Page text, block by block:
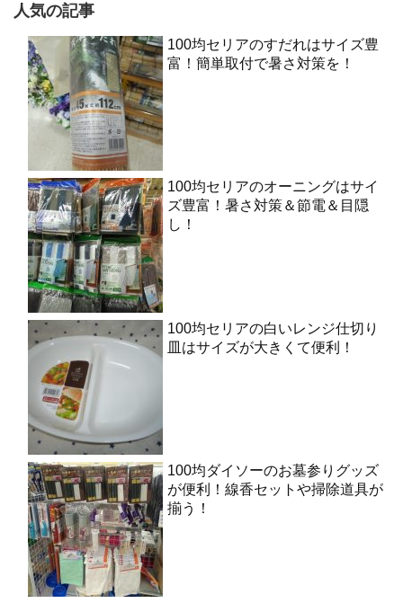
人気の記事
100均セリアのすだれはサイズ豊
富！簡単取付で暑さ対策を！
100均セリアのオーニングはサイ
ズ豊富！暑さ対策＆節電＆目隠
し！
100均セリアの白いレンジ仕切り
皿はサイズが大きくて便利！
100均ダイソーのお墓参りグッズ
が便利！線香セットや掃除道具が
揃う！